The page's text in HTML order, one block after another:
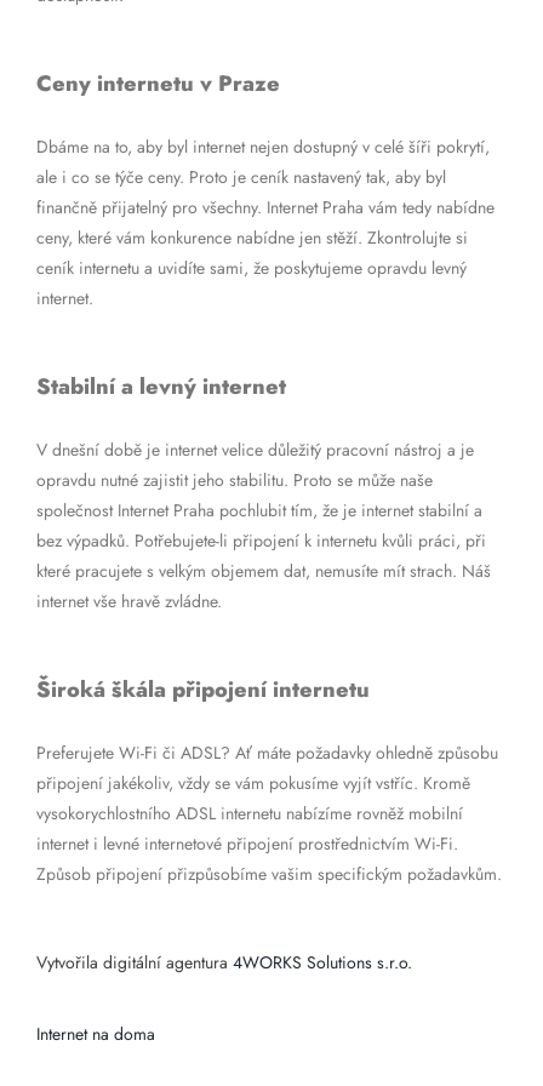
Ceny internetu v Praze
Dbáme na to, aby byl internet nejen dostupný v celé šíři pokrytí,
ale i co se týče ceny. Proto je ceník nastavený tak, aby byl
finančně přijatelný pro všechny. Internet Praha vám tedy nabídne
ceny, které vám konkurence nabídne jen stěží. Zkontrolujte si
ceník internetu a uvidíte sami, že poskytujeme opravdu levný
internet.
Stabilní a levný internet
V dnešní době je internet velice důležitý pracovní nástroj a je
opravdu nutné zajistit jeho stabilitu. Proto se může naše
společnost Internet Praha pochlubit tím, že je internet stabilní a
bez výpadků. Potřebujete-li připojení k internetu kvůli práci, při
které pracujete s velkým objemem dat, nemusíte mít strach. Náš
internet vše hravě zvládne.
Široká škála připojení internetu
Preferujete Wi-Fi či ADSL? Ať máte požadavky ohledně způsobu
připojení jakékoliv, vždy se vám pokusíme vyjít vstříc. Kromě
vysokorychlostního ADSL internetu nabízíme rovněž mobilní
internet i levné internetové připojení prostřednictvím Wi-Fi.
Způsob připojení přizpůsobíme vašim specifickým požadavkům.
Vytvořila digitální agentura 4WORKS Solutions s.r.o.
Internet na doma